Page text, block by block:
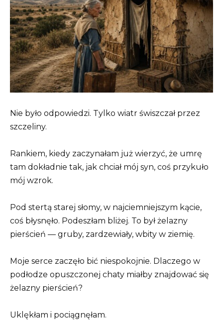
Nie było odpowiedzi. Tylko wiatr świszczał przez
szczeliny.
Rankiem, kiedy zaczynałam już wierzyć, że umrę
tam dokładnie tak, jak chciał mój syn, coś przykuło
mój wzrok.
Pod stertą starej słomy, w najciemniejszym kącie,
coś błysnęło. Podeszłam bliżej. To był żelazny
pierścień — gruby, zardzewiały, wbity w ziemię.
Moje serce zaczęło bić niespokojnie. Dlaczego w
podłodze opuszczonej chaty miałby znajdować się
żelazny pierścień?
Uklękłam i pociągnęłam.